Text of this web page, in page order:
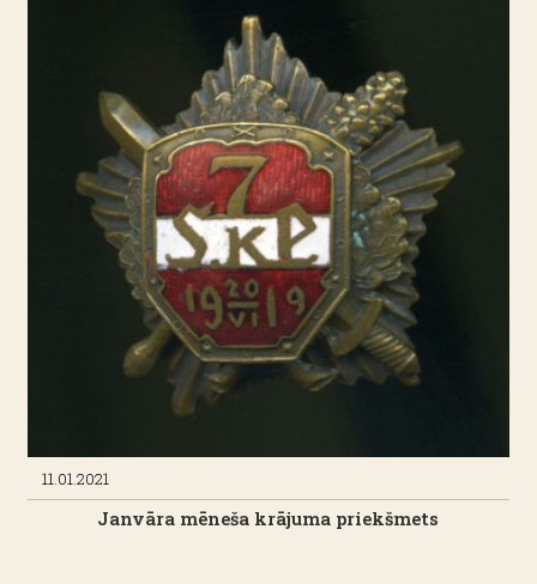
Krāšņais aksesuārs uzskatāmi vēsta, ka 19. gadsimta
nogalē mode aptvēra daudz plašākus sociālos slāņus. Arī
zemnieces, pēc smaga darba lauku sētā, atpūtas brīžos
pārtapa dāmās, mugurā velkot pašu darinātos tērpus.
11.01.2021
Janvāra mēneša krājuma priekšmets